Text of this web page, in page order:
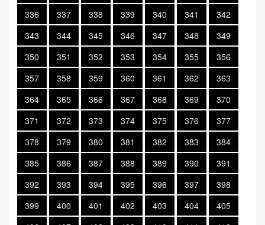
336
337 338 339 340 341
342
343
344 345 346 347 348
349
350
351 352 353 354 355
356
357
358 359 360 361 362
363
364
365 366 367 368 369
370
371
372 373 374 375 376
377
378
379 380 381 382 383
384
385
386 387 388 389 390
391
392
393 394 395 396 397
398
399
400 401 402 403 404
405